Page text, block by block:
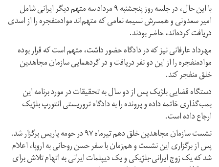
با این حال، در جلسه روز پنجشنبه ۹ مرداد سه متهم دیگر ایرانی شامل
امیر سعدونی و همسرش نسیمه نعامی که متهم‌اند مواد‌منفجره را از اسدی
دریافت کرده‌اند، حاضر بودند.
مهرداد عارفانی‌ نیز که در دادگاه حضور داشت، متهم است که قرار بوده
مواد‌منفجره را از این دو ‌نفر دریافت و‌ در گردهمایی سازمان مجاهدین
خلق منفجر کند.
دستگاه قضایی بلژیک پس از دو سال به تحقیقات در مورد برنامه این
بمب‌گذاری خاتمه داده و پرونده را به دادگاه تروریستی انتورپ بلژیک
ارجاع داده است.
نشست سازمان مجاهدین خلق دهم تیرماه ۹۷ در حومه پاریس برگزار شد.
پس از برگزاری این نشست و هم‌زمان با سفر حسن روحانی به اروپا، اعلام
شد که یک زوج ایرانی-بلژیکی و یک دیپلمات ایرانی به اتهام تلاش برای